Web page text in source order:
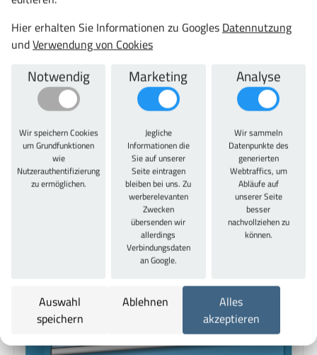
Meisterschrank.de
Lista Schubladenschrank, 64x36E, 7 Schubladen - Höhen: 2 x
75 mm, 2 x 100 mm, 1 x 150 mm, 2 x 200 mm
ab 2888,34 €
3437,12 € inkl. MwSt.
Jetzt konfigurieren
Hier erhalten Sie Informationen zu Googles Datennutzung
undVerwendung von Cookies
Notwendig
Wir speichern Cookies
um Grundfunktionen
wie
Nutzerauthentifizierung
zu ermöglichen.
Marketing
Jegliche
Informationen die
Sie auf unserer
Seite eintragen
bleiben bei uns. Zu
werberelevanten
Zwecken
übersenden wir
allerdings
Verbindungsdaten
an Google.
Analyse
Wir sammeln
Datenpunkte des
generierten
Webtraffics, um
Abläufe auf
unserer Seite
besser
nachvollziehen zu
können.
Auswahl
speichern
Ablehnen
Alles
akzeptieren